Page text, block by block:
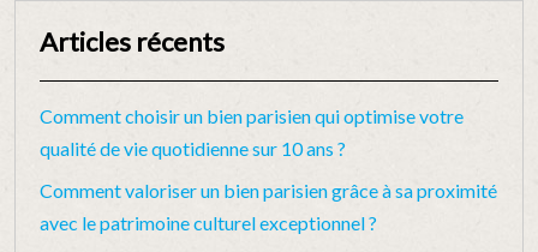
Articles récents
Comment choisir un bien parisien qui optimise votre
qualité de vie quotidienne sur 10 ans ?
Comment valoriser un bien parisien grâce à sa proximité
avec le patrimoine culturel exceptionnel ?